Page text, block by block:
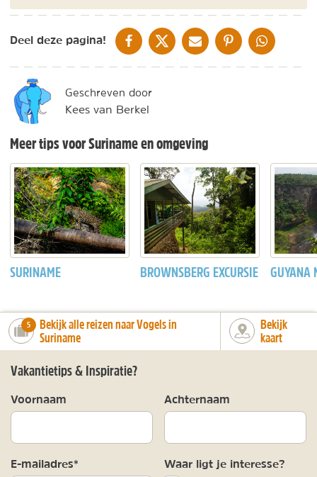
Deel deze pagina! DELEN OP FACEBOOK
DELEN OP XDELEN VIA DE MAIL
DELEN OP PINTEREST
DELEN OP
Geschreven door
Kees van Berkel
Meer tips voor Suriname en omgeving
SURINAME BROWNSBERG EXCURSIE GUYANA
number_of_trips:
5
Bekijk alle reizen naar Vogels in
Suriname
Bekijk
kaart
Vakantietips & Inspiratie?
Voornaam Achternaam
E-mailadres* Waar ligt je interesse?